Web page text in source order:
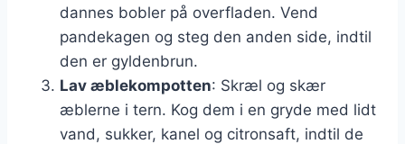
dannes bobler på overfladen. Vend
pandekagen og steg den anden side, indtil
den er gyldenbrun.
Lav æblekompotten: Skræl og skær
æblerne i tern. Kog dem i en gryde med lidt
vand, sukker, kanel og citronsaft, indtil de